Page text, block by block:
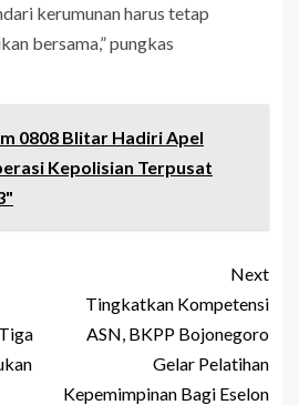
kerumunan harus tetap
bersama,” pungkas
0808 Blitar Hadiri Apel
Kepolisian Terpusat
Next
Tingkatkan Kompetensi
ASN, BKPP Bojonegoro
Gelar Pelatihan
Kepemimpinan Bagi Eselon